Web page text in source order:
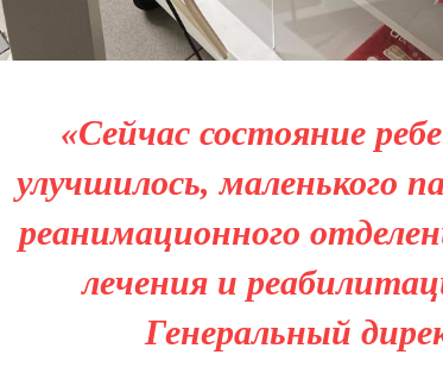
«Сейчас состояние
улучшилось, маленького
реанимационного
лечения и
Генеральный